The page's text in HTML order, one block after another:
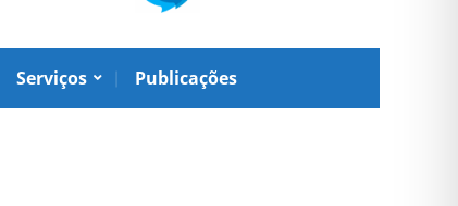
Serviços Publicações